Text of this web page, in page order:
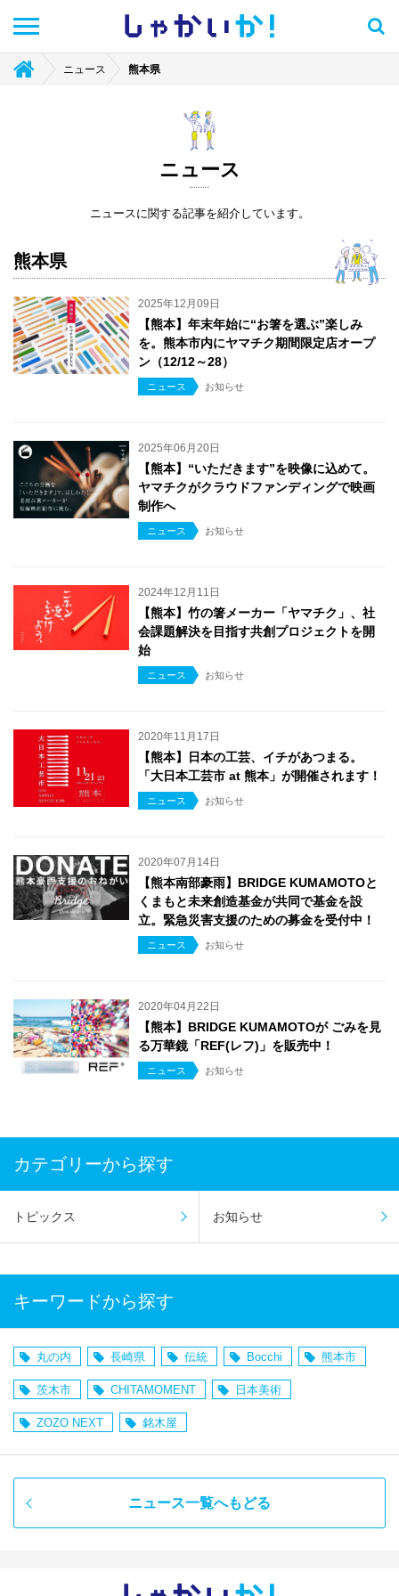
しゃかい か！
ニュース 熊本県
ニュース
ニュースに関する記事を紹介しています。
熊本県
2025年12月09日
【熊本】年末年始に“お箸を選ぶ”楽しみ
を。熊本市内にヤマチク期間限定店オープ
ン（12/12～28）
ニュース お知らせ
2025年06月20日
【熊本】“いただきます”を映像に込めて。
ヤマチクがクラウドファンディングで映画
制作へ
ニュース お知らせ
2024年12月11日
【熊本】竹の箸メーカー「ヤマチク」、社
会課題解決を目指す共創プロジェクトを開
始
ニュース お知らせ
2020年11月17日
【熊本】日本の工芸、イチがあつまる。
「大日本工芸市 at 熊本」が開催されます！
ニュース お知らせ
2020年07月14日
【熊本南部豪雨】BRIDGE KUMAMOTOと
くまもと未来創造基金が共同で基金を設
立。緊急災害支援のための募金を受付中！
ニュース お知らせ
2020年04月22日
【熊本】BRIDGE KUMAMOTOが ごみを見
る万華鏡「REF(レフ)」を販売中！
ニュース お知らせ
カテゴリーから探す
トピックス お知らせ
キーワードから探す
丸の内 長崎県 伝統 Bocchi 熊本市
茨木市 CHITAMOMENT 日本美術
ZOZO NEXT 銘木屋
ニュース一覧へもどる